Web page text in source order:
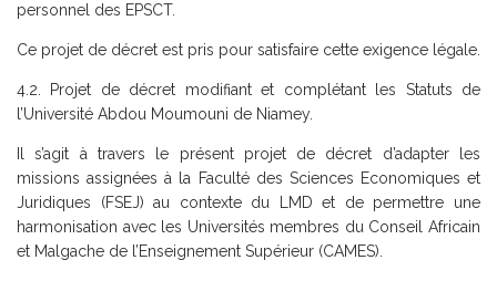
personnel des EPSCT.
Ce projet de décret est pris pour satisfaire cette exigence légale.
4.2. Projet de décret modifiant et complétant les Statuts de
l’Université Abdou Moumouni de Niamey.
Il s’agit à travers le présent projet de décret d’adapter les
missions assignées à la Faculté des Sciences Economiques et
Juridiques (FSEJ) au contexte du LMD et de permettre une
harmonisation avec les Universités membres du Conseil Africain
et Malgache de l’Enseignement Supérieur (CAMES).